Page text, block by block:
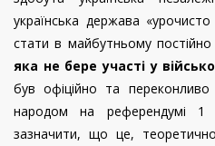
українська держава
стати в майбутньому постійно
яка не бере участі у
був офіційно та переконливо
народом на референдумі 1
зазначити, що це,